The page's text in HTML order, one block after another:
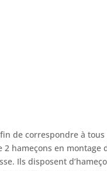
de correspondre à
2 hameçons en montage
Ils disposent